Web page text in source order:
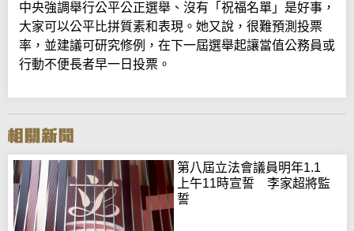
中央強調舉行公平公正選舉、沒有「祝福名單」是好事，
大家可以公平比拼質素和表現。她又說，很難預測投票
率，並建議可研究修例，在下一屆選舉起讓當值公務員或
行動不便長者早一日投票。
第八屆立法會議員明年1.1
上午11時宣誓 李家超將監
誓